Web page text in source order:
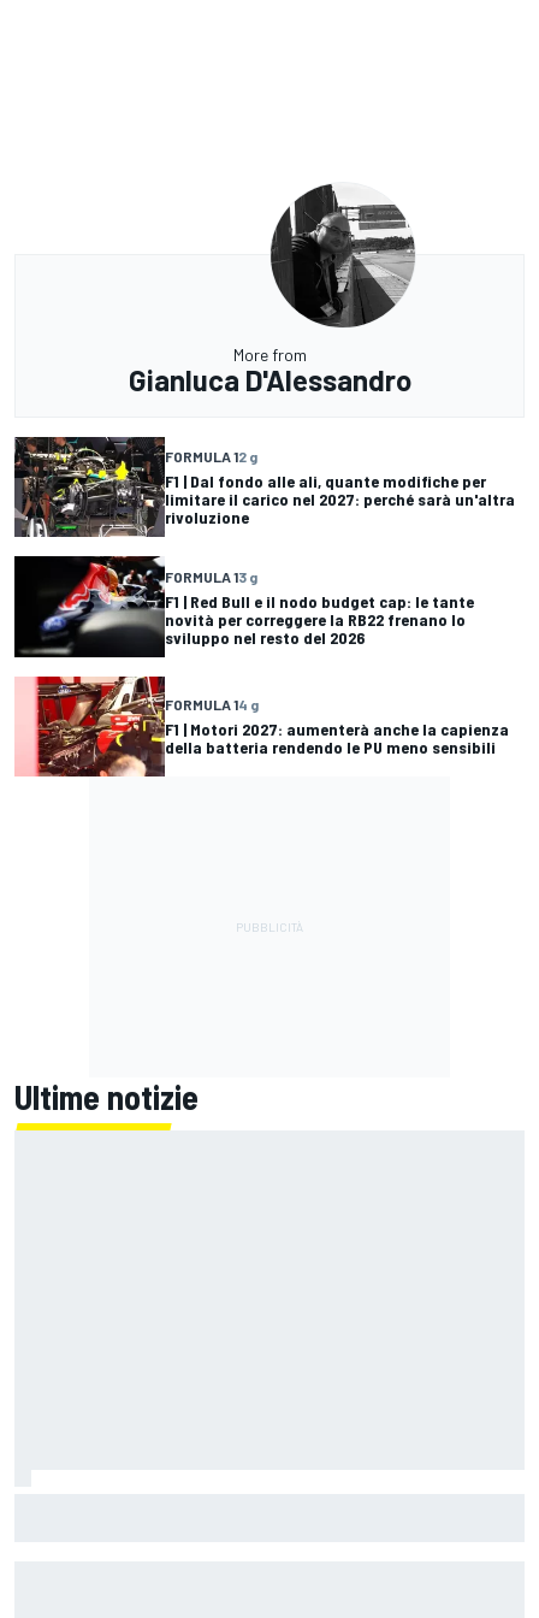
More from
Gianluca D'Alessandro
FORMULA 12 g
F1 | Dal fondo alle ali, quante modifiche per
limitare il carico nel 2027: perché sarà un'altra
rivoluzione
FORMULA 13 g
F1 | Red Bull e il nodo budget cap: le tante
novità per correggere la RB22 frenano lo
sviluppo nel resto del 2026
FORMULA 14 g
F1 | Motori 2027: aumenterà anche la capienza
della batteria rendendo le PU meno sensibili
Ultime notizie